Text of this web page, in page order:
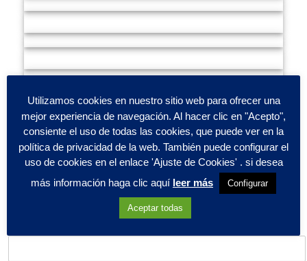
Utilizamos cookies en nuestro sitio web para ofrecer una
mejor experiencia de navegación. Al hacer clic en "Acepto",
consiente el uso de todas las cookies, que puede ver en la
política de privacidad de la web. También puede configurar el
uso de cookies en el enlace 'Ajuste de Cookies' . si desea
más información haga clic aquí leer más Configurar
Aceptar todas